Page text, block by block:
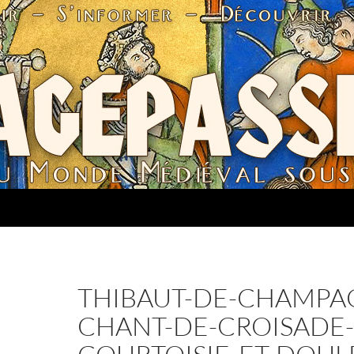
THIBAUT-DE-
CHANT-DE-CROISADE-